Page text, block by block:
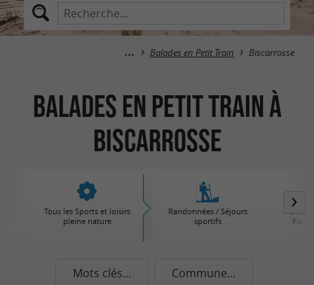
Balades en Petit Train Biscarrosse
Balades en Petit Train à
Biscarrosse
Tous les Sports et loisirs
pleine nature
Randonnées / Séjours
sportifs
Parcs
Mots clés... Commune...